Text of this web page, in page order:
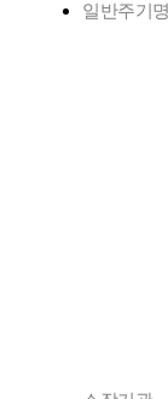
일반주기명